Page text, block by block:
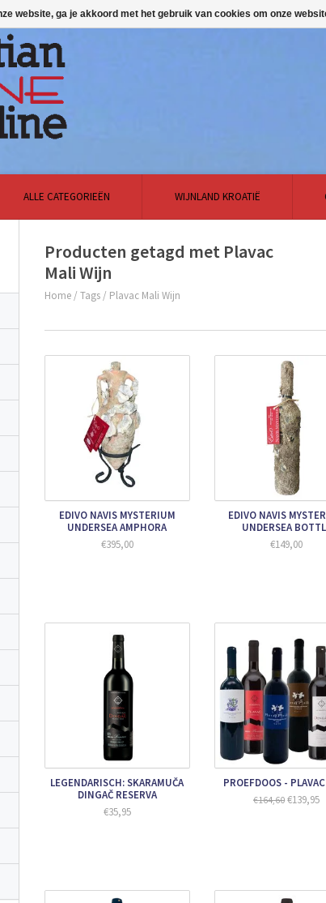
ALLE CATEGORIEËN WIJNLAND KROATIË
Producten getagd met Plavac
Mali Wijn
Home / Tags / Plavac Mali Wijn
EDIVO NAVIS MYSTERIUM
UNDERSEA AMPHORA
€395,00
EDIVO NAVIS
UNDERSEA
€149,00
LEGENDARISCH: SKARAMUČA
DINGAČ RESERVA
€35,95
PROEFDOOS -
€164,60 €139,95
website, ga je akkoord met het gebruik van cookies om onze